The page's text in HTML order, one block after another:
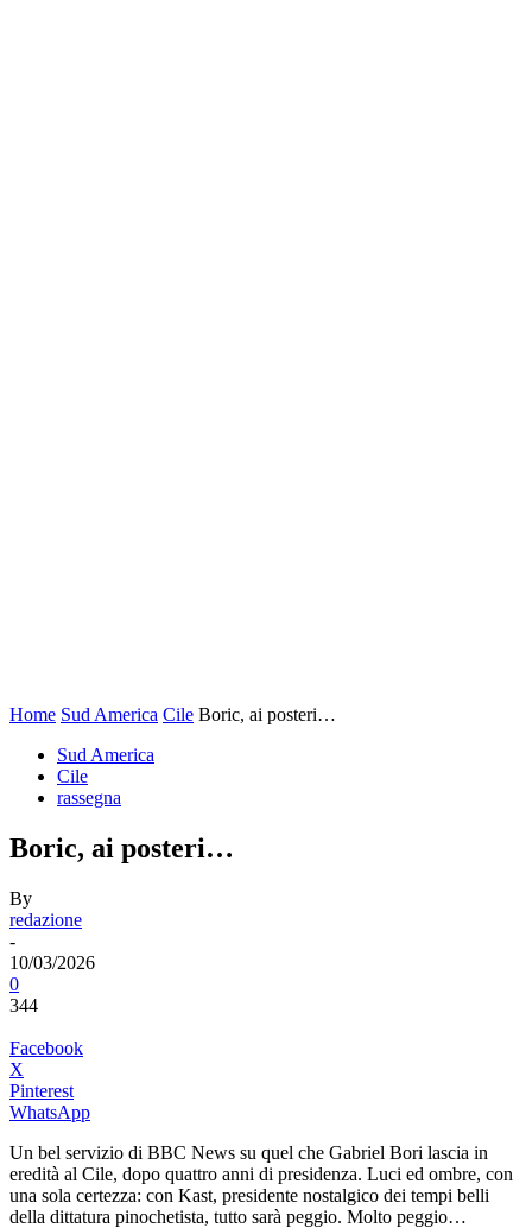
Home Sud America Cile Boric, ai posteri…
Sud America
Cile
rassegna
Boric, ai posteri…
By
redazione
-
10/03/2026
0
344
Facebook
X
Pinterest
WhatsApp
Un bel servizio di BBC News su quel che Gabriel Bori lascia in
eredità al Cile, dopo quattro anni di presidenza. Luci ed ombre, con
una sola certezza: con Kast, presidente nostalgico dei tempi belli
della dittatura pinochetista, tutto sarà peggio. Molto peggio…